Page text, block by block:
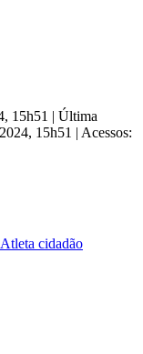
15h51 | Última
15h51 | Acessos:
cidadão